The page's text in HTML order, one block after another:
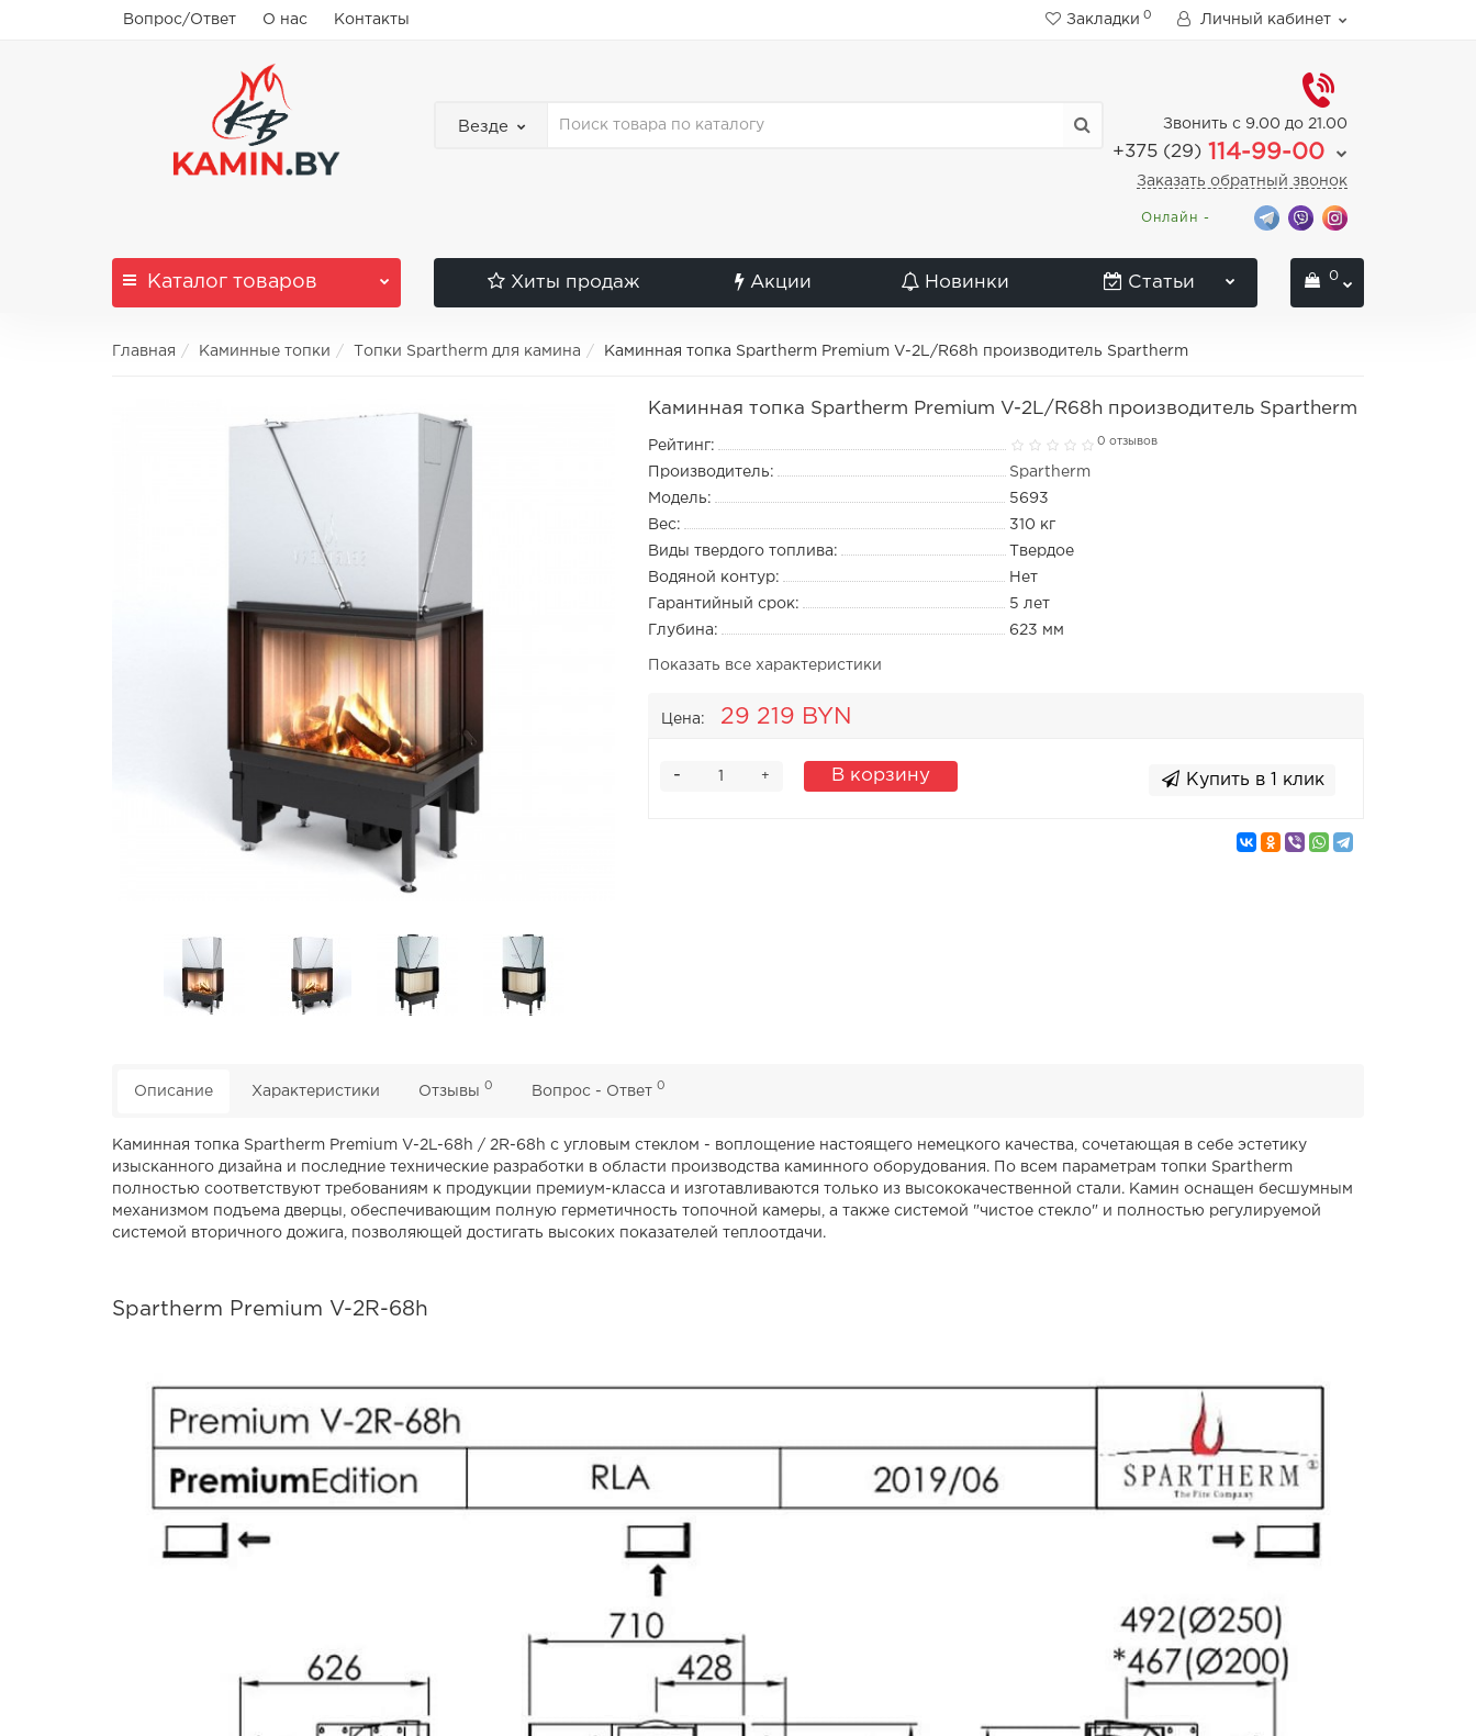
Вопрос/Ответ О нас Контакты Закладки 0 Личный кабинет
Везде Звонить с 9.00 до 21.00
+375 (29) 114-99-00
Заказать обратный звонок
Онлайн -
Каталог товаров Хиты продаж Акции Новинки Статьи 0
Главная Каминные топки Топки Spartherm для камина Каминная топка Spartherm Premium V-2L/R68h производитель Spartherm
Каминная топка Spartherm Premium V-2L/R68h производитель Spartherm
Рейтинг: 0 отзывов
Производитель:
Spartherm
Модель:
5693
Вес:
310 кг
Виды твердого топлива:
Твердое
Водяной контур:
Нет
Гарантийный срок:
5 лет
Глубина:
623 мм
Показать все характеристики
Цена: 29 219 BYN
+
- В корзину Купить в 1 клик
Описание Характеристики Отзывы 0 Вопрос - Ответ 0
Каминная топка Spartherm Premium V-2L-68h / 2R-68h с угловым стеклом - воплощение настоящего немецкого качества, сочетающая в себе эстетику
изысканного дизайна и последние технические разработки в области производства каминного оборудования. По всем параметрам топки Spartherm
полностью соответствуют требованиям к продукции премиум-класса и изготавливаются только из высококачественной стали. Камин оснащен бесшумным
механизмом подъема дверцы, обеспечивающим полную герметичность топочной камеры, а также системой "чистое стекло" и полностью регулируемой
системой вторичного дожига, позволяющей достигать высоких показателей теплоотдачи.
Spartherm Premium V-2R-68h